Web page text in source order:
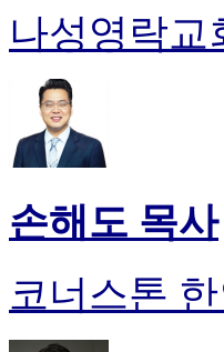
나성영락교
손해도 목사
코너스톤